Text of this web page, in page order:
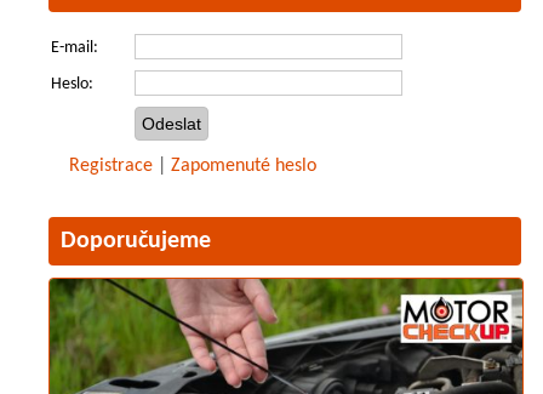
E-mail:
Heslo:
Registrace Zapomenuté heslo
Doporučujeme